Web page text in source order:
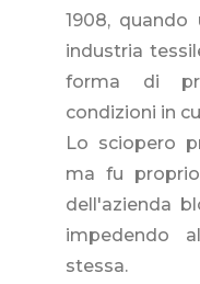
1908,
industria
forma di
condizioni in
Lo sciopero
ma fu
dell'azienda
impedendo
stessa.